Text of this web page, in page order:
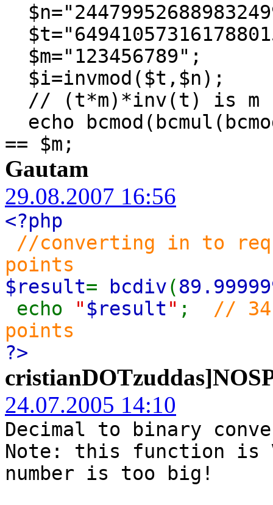
$m="123456789";
$i=invmod($t,$n);
// (t*m)*inv(t) is m
echo
== $m;
Gautam
29.08.2007 16:56
<?php
//converting in to
points
$result= bcdiv(
echo
" $result" ; //
points
?>
24.07.2005 14:10
Decimal to binary
Note: this function is
number is too big!